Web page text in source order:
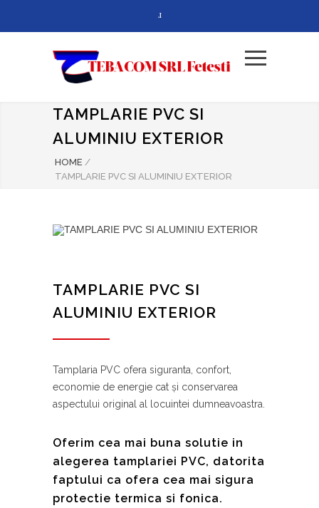
TAMPLARIE PVC SI
ALUMINIU EXTERIOR
HOME /
TAMPLARIE PVC SI ALUMINIU EXTERIOR
TAMPLARIE PVC SI
ALUMINIU EXTERIOR
Tamplaria PVC ofera siguranta, confort,
economie de energie cat şi conservarea
aspectului original al locuintei dumneavoastra.
Oferim cea mai buna solutie in
alegerea tamplariei PVC, datorita
faptului ca ofera cea mai sigura
protectie termica si fonica.